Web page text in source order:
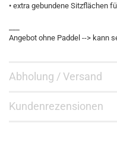
• extra gebundene Sitzflächen
Angebot ohne Paddel --> kann
Abholung / Versand
Kundenrezensionen